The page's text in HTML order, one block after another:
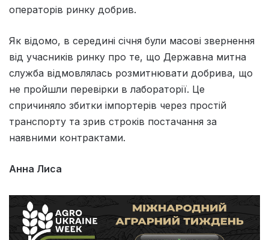
операторів ринку добрив.
Як відомо, в середині січня були масові звернення
від учасників ринку про те, що Державна митна
служба відмовлялась розмитнювати добрива, що
не пройшли перевірки в лабораторії. Це
спричиняло збитки імпортерів через простій
транспорту та зрив строків постачання за
наявними контрактами.
Анна Лиса